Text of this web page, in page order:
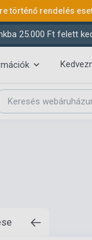
történő rendelés
25.000 Ft felett